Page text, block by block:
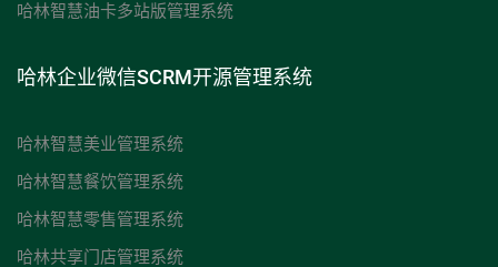
哈林智慧油卡多站版管理系统
哈林企业微信SCRM开源管理系统
哈林智慧美业管理系统
哈林智慧餐饮管理系统
哈林智慧零售管理系统
哈林共享门店管理系统